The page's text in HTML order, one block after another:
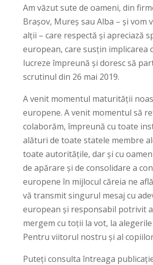
Am văzut sute de oameni, din
Brașov, Mureș sau Alba – și vom
alții – care respectă și apreciază
european, care susțin implicarea
lucreze împreună și doresc să
scrutinul din 26 mai 2019.
A venit momentul maturității
europene. A venit momentul să
colaborăm, împreună cu toate
alături de toate statele membre
toate autoritățile, dar și cu
de apărare și de consolidare a
europene în mijlocul căreia ne
vă transmit singurul mesaj cu
european și responsabil potrivit
mergem cu toții la vot, la alegerile
Pentru viitorul nostru și al
Puteți consulta întreaga